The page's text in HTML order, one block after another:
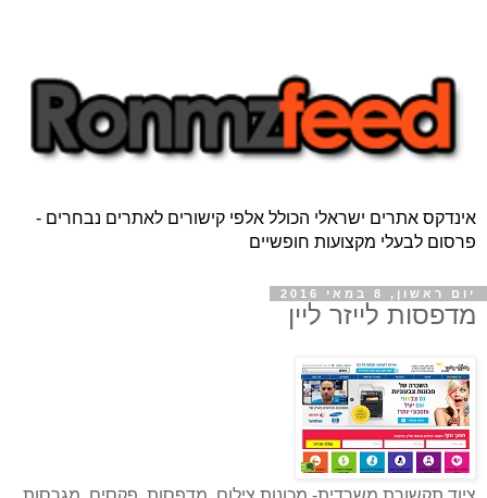
אינדקס אתרים ישראלי הכולל אלפי קישורים לאתרים נבחרים -
פרסום לבעלי מקצועות חופשיים
יום ראשון, 8 במאי 2016
מדפסות לייזר ליין